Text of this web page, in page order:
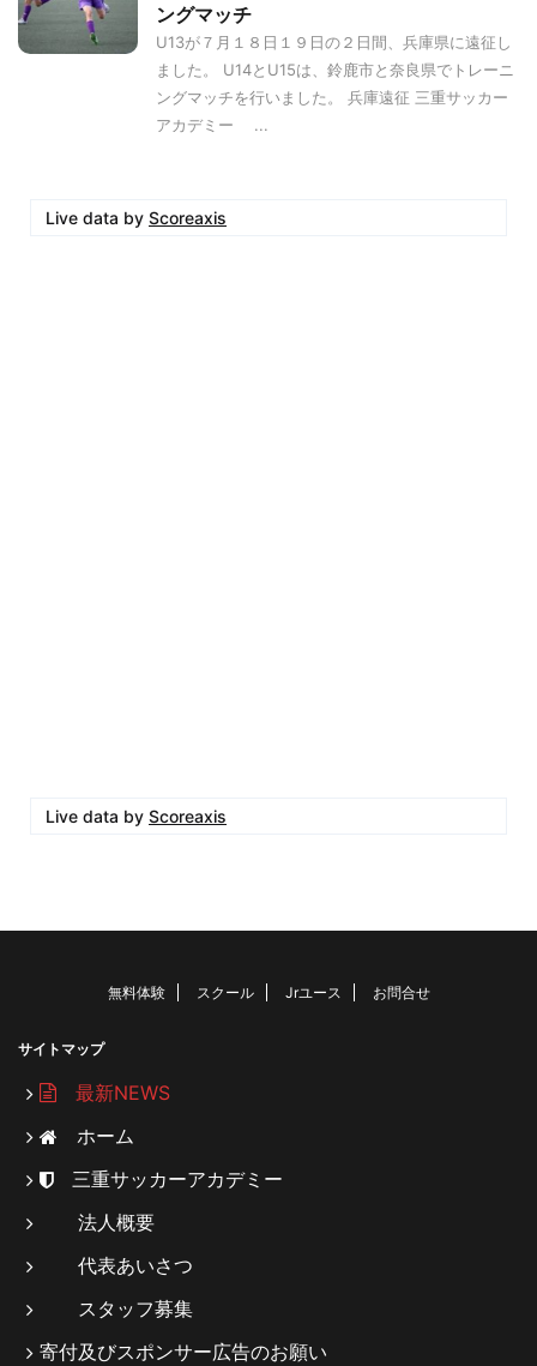
ングマッチ
U13が７月１８日１９日の２日間、兵庫県に遠征し
ました。 U14とU15は、鈴鹿市と奈良県でトレーニ
ングマッチを行いました。 兵庫遠征 三重サッカー
アカデミー ...
Live data by Scoreaxis
Live data by Scoreaxis
無料体験 スクール Jrユース お問合せ
サイトマップ
最新NEWS
ホーム
三重サッカーアカデミー
法人概要
代表あいさつ
スタッフ募集
寄付及びスポンサー広告のお願い